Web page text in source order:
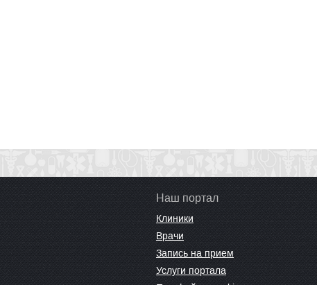
Наш портал
Клиники
Врачи
Запись на прием
Услуги портала